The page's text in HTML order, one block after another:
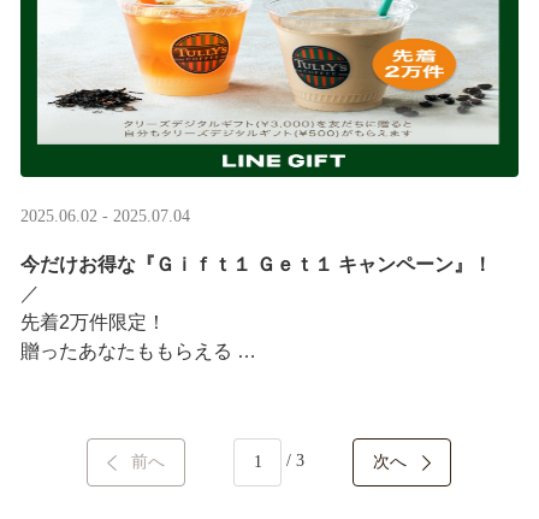
2025.06.02 - 2025.07.04
今だけお得な『Ｇｉｆｔ１ Ｇｅｔ１ キャンペーン』！
／ ​
先着2万件限定！​
贈ったあなたももらえる ​
LINEギフト限定！タリーズデジタルギフト3,000円分を贈
ると、自分も500円分のギフトチケットがもらえるキャン
前へ / 3 次へ